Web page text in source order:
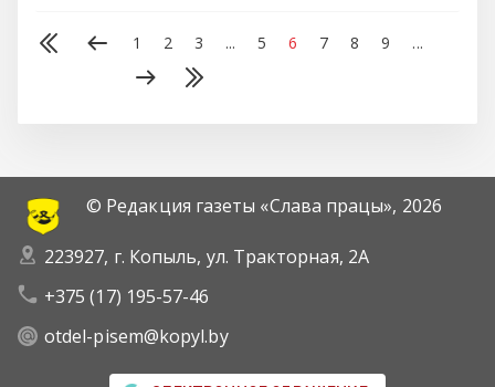
1 2 3 ... 5 6 7 8 9 ...
© Редакция газеты «Слава працы», 2026
223927, г. Копыль, ул. Тракторная, 2А
+375 (17) 195-57-46
otdel-pisem@kopyl.by